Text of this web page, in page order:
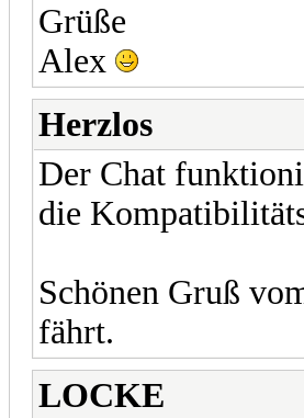
Grüße
Alex
Herzlos
Der Chat
die
Schönen Gruß
fährt.
LOCKE